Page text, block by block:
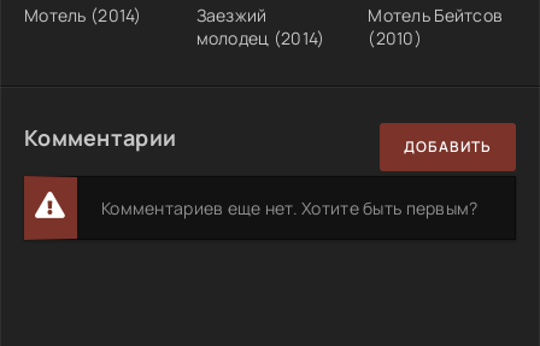
Мотель (2014)
Заезжий
молодец (2014)
Мотель Бейтсов
(2010)
Комментарии ДОБАВИТЬ
Комментариев еще нет. Хотите быть первым?